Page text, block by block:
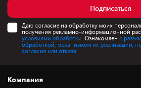
Подписаться
Даю согласие на обработку моих
получения рекламно-информационной
условиями обработки. Ознакомлен с
обработкой, механизмом их реализации,
согласия или отказа.
Компания